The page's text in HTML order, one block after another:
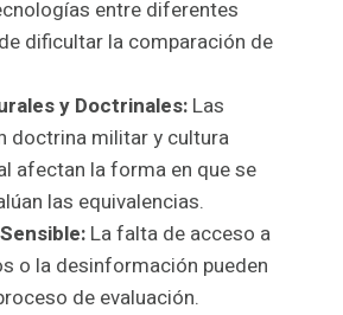
entre diferentes
dificultar la comparación de
y Doctrinales: Las
doctrina militar y cultura
afectan la forma en que se
las equivalencias.
La falta de acceso a
o la desinformación pueden
de evaluación.